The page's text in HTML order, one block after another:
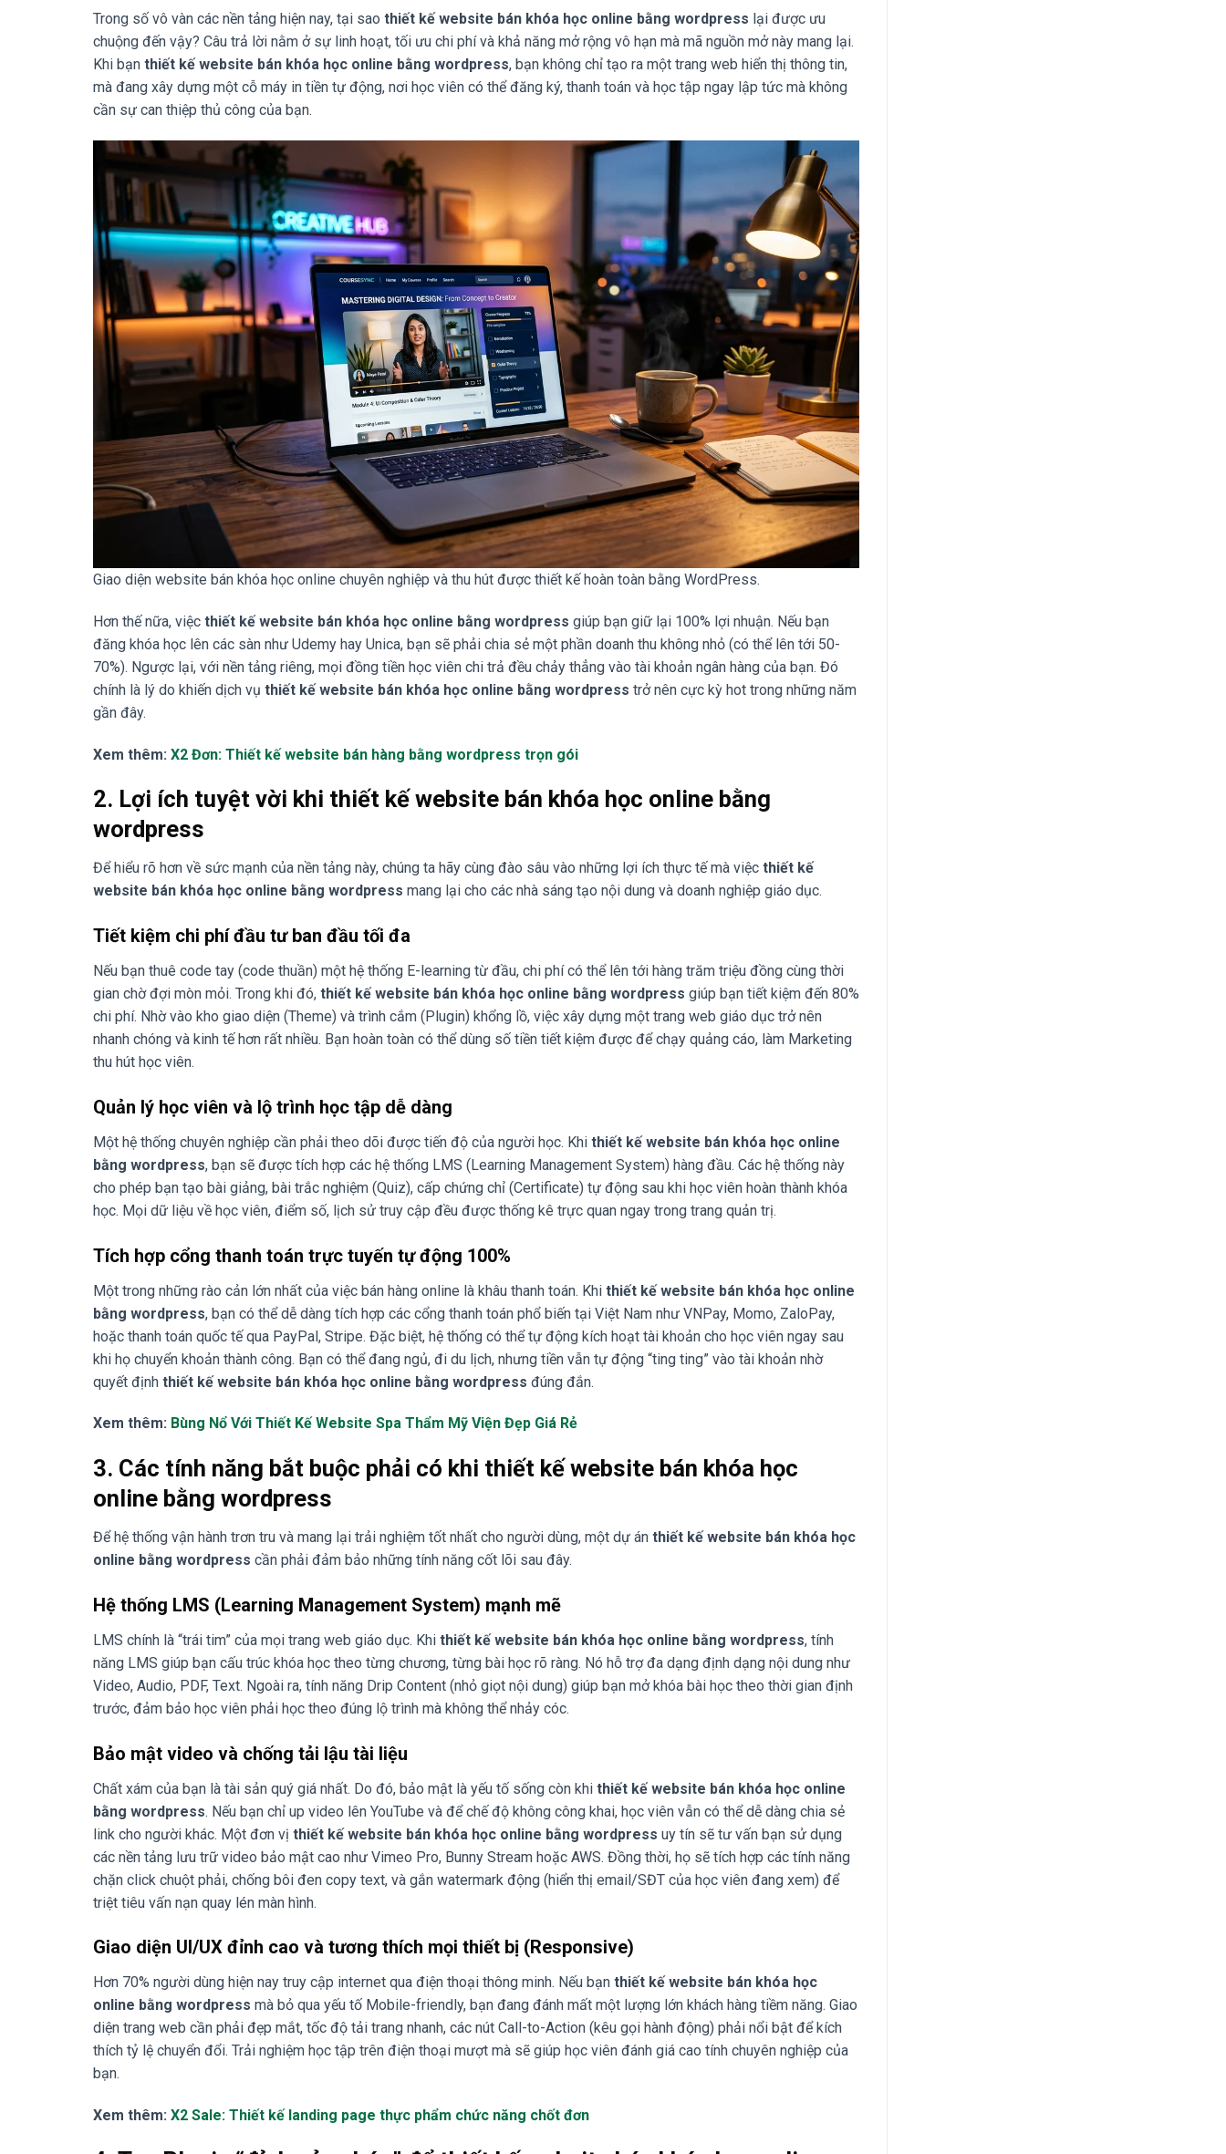
Trong số vô vàn các nền tảng hiện nay, tại sao thiết kế website bán khóa học online bằng wordpress lại được ưu
chuộng đến vậy? Câu trả lời nằm ở sự linh hoạt, tối ưu chi phí và khả năng mở rộng vô hạn mà mã nguồn mở này mang lại.
Khi bạn thiết kế website bán khóa học online bằng wordpress, bạn không chỉ tạo ra một trang web hiển thị thông tin,
mà đang xây dựng một cỗ máy in tiền tự động, nơi học viên có thể đăng ký, thanh toán và học tập ngay lập tức mà không
cần sự can thiệp thủ công của bạn.
Giao diện website bán khóa học online chuyên nghiệp và thu hút được thiết kế hoàn toàn bằng WordPress.
Hơn thế nữa, việc thiết kế website bán khóa học online bằng wordpress giúp bạn giữ lại 100% lợi nhuận. Nếu bạn
đăng khóa học lên các sàn như Udemy hay Unica, bạn sẽ phải chia sẻ một phần doanh thu không nhỏ (có thể lên tới 50-
70%). Ngược lại, với nền tảng riêng, mọi đồng tiền học viên chi trả đều chảy thẳng vào tài khoản ngân hàng của bạn. Đó
chính là lý do khiến dịch vụ thiết kế website bán khóa học online bằng wordpress trở nên cực kỳ hot trong những năm
gần đây.
Xem thêm: X2 Đơn: Thiết kế website bán hàng bằng wordpress trọn gói
2. Lợi ích tuyệt vời khi thiết kế website bán khóa học online bằng
wordpress
Để hiểu rõ hơn về sức mạnh của nền tảng này, chúng ta hãy cùng đào sâu vào những lợi ích thực tế mà việc thiết kế
website bán khóa học online bằng wordpress mang lại cho các nhà sáng tạo nội dung và doanh nghiệp giáo dục.
Tiết kiệm chi phí đầu tư ban đầu tối đa
Nếu bạn thuê code tay (code thuần) một hệ thống E-learning từ đầu, chi phí có thể lên tới hàng trăm triệu đồng cùng thời
gian chờ đợi mòn mỏi. Trong khi đó, thiết kế website bán khóa học online bằng wordpress giúp bạn tiết kiệm đến 80%
chi phí. Nhờ vào kho giao diện (Theme) và trình cắm (Plugin) khổng lồ, việc xây dựng một trang web giáo dục trở nên
nhanh chóng và kinh tế hơn rất nhiều. Bạn hoàn toàn có thể dùng số tiền tiết kiệm được để chạy quảng cáo, làm Marketing
thu hút học viên.
Quản lý học viên và lộ trình học tập dễ dàng
Một hệ thống chuyên nghiệp cần phải theo dõi được tiến độ của người học. Khi thiết kế website bán khóa học online
bằng wordpress, bạn sẽ được tích hợp các hệ thống LMS (Learning Management System) hàng đầu. Các hệ thống này
cho phép bạn tạo bài giảng, bài trắc nghiệm (Quiz), cấp chứng chỉ (Certificate) tự động sau khi học viên hoàn thành khóa
học. Mọi dữ liệu về học viên, điểm số, lịch sử truy cập đều được thống kê trực quan ngay trong trang quản trị.
Tích hợp cổng thanh toán trực tuyến tự động 100%
Một trong những rào cản lớn nhất của việc bán hàng online là khâu thanh toán. Khi thiết kế website bán khóa học online
bằng wordpress, bạn có thể dễ dàng tích hợp các cổng thanh toán phổ biến tại Việt Nam như VNPay, Momo, ZaloPay,
hoặc thanh toán quốc tế qua PayPal, Stripe. Đặc biệt, hệ thống có thể tự động kích hoạt tài khoản cho học viên ngay sau
khi họ chuyển khoản thành công. Bạn có thể đang ngủ, đi du lịch, nhưng tiền vẫn tự động “ting ting” vào tài khoản nhờ
quyết định thiết kế website bán khóa học online bằng wordpress đúng đắn.
Xem thêm: Bùng Nổ Với Thiết Kế Website Spa Thẩm Mỹ Viện Đẹp Giá Rẻ
3. Các tính năng bắt buộc phải có khi thiết kế website bán khóa học
online bằng wordpress
Để hệ thống vận hành trơn tru và mang lại trải nghiệm tốt nhất cho người dùng, một dự án thiết kế website bán khóa học
online bằng wordpress cần phải đảm bảo những tính năng cốt lõi sau đây.
Hệ thống LMS (Learning Management System) mạnh mẽ
LMS chính là “trái tim” của mọi trang web giáo dục. Khi thiết kế website bán khóa học online bằng wordpress, tính
năng LMS giúp bạn cấu trúc khóa học theo từng chương, từng bài học rõ ràng. Nó hỗ trợ đa dạng định dạng nội dung như
Video, Audio, PDF, Text. Ngoài ra, tính năng Drip Content (nhỏ giọt nội dung) giúp bạn mở khóa bài học theo thời gian định
trước, đảm bảo học viên phải học theo đúng lộ trình mà không thể nhảy cóc.
Bảo mật video và chống tải lậu tài liệu
Chất xám của bạn là tài sản quý giá nhất. Do đó, bảo mật là yếu tố sống còn khi thiết kế website bán khóa học online
bằng wordpress. Nếu bạn chỉ up video lên YouTube và để chế độ không công khai, học viên vẫn có thể dễ dàng chia sẻ
link cho người khác. Một đơn vị thiết kế website bán khóa học online bằng wordpress uy tín sẽ tư vấn bạn sử dụng
các nền tảng lưu trữ video bảo mật cao như Vimeo Pro, Bunny Stream hoặc AWS. Đồng thời, họ sẽ tích hợp các tính năng
chặn click chuột phải, chống bôi đen copy text, và gắn watermark động (hiển thị email/SĐT của học viên đang xem) để
triệt tiêu vấn nạn quay lén màn hình.
Giao diện UI/UX đỉnh cao và tương thích mọi thiết bị (Responsive)
Hơn 70% người dùng hiện nay truy cập internet qua điện thoại thông minh. Nếu bạn thiết kế website bán khóa học
online bằng wordpress mà bỏ qua yếu tố Mobile-friendly, bạn đang đánh mất một lượng lớn khách hàng tiềm năng. Giao
diện trang web cần phải đẹp mắt, tốc độ tải trang nhanh, các nút Call-to-Action (kêu gọi hành động) phải nổi bật để kích
thích tỷ lệ chuyển đổi. Trải nghiệm học tập trên điện thoại mượt mà sẽ giúp học viên đánh giá cao tính chuyên nghiệp của
bạn.
Xem thêm: X2 Sale: Thiết kế landing page thực phẩm chức năng chốt đơn